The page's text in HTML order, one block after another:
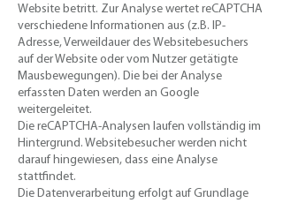
Website betritt. Zur Analyse wertet reCAPTCHA
verschiedene Informationen aus (z.B. IP-
Adresse, Verweildauer des Websitebesuchers
auf der Website oder vom Nutzer getätigte
Mausbewegungen). Die bei der Analyse
erfassten Daten werden an Google
weitergeleitet.
Die reCAPTCHA-Analysen laufen vollständig im
Hintergrund. Websitebesucher werden nicht
darauf hingewiesen, dass eine Analyse
stattfindet.
Die Datenverarbeitung erfolgt auf Grundlage